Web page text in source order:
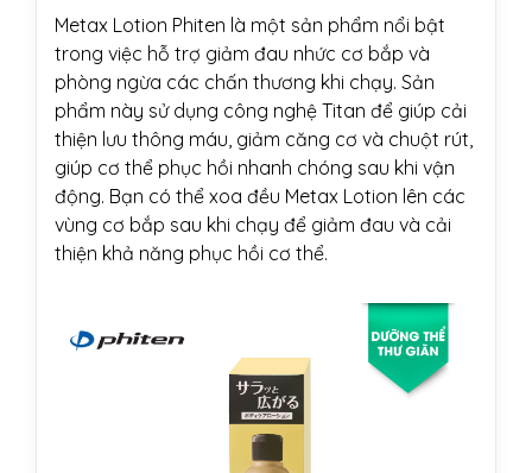
Metax Lotion Phiten là một sản phẩm nổi bật
trong việc hỗ trợ giảm đau nhức cơ bắp và
phòng ngừa các chấn thương khi chạy. Sản
phẩm này sử dụng công nghệ Titan để giúp cải
thiện lưu thông máu, giảm căng cơ và chuột rút,
giúp cơ thể phục hồi nhanh chóng sau khi vận
động. Bạn có thể xoa đều Metax Lotion lên các
vùng cơ bắp sau khi chạy để giảm đau và cải
thiện khả năng phục hồi cơ thể.